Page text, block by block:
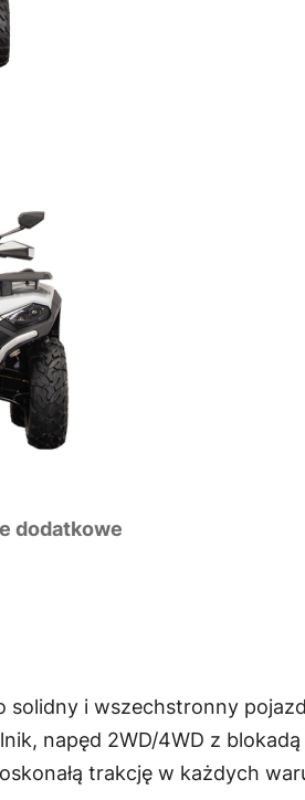
dodatkowe
solidny i wszechstronny
napęd 2WD/4WD z
trakcję w każdych